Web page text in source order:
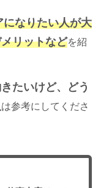
なりたい人が大
リットなどを紹
たいけど、どう
は参考にしてくださ